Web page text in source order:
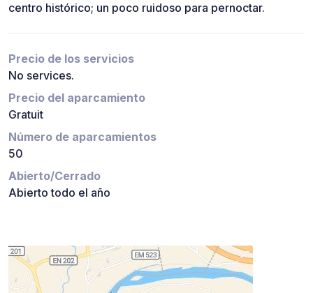
centro histórico; un poco ruidoso para pernoctar.
Precio de los servicios
No services.
Precio del aparcamiento
Gratuit
Número de aparcamientos
50
Abierto/Cerrado
Abierto todo el año